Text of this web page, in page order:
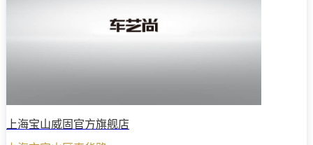
上海宝山威固官方旗舰店